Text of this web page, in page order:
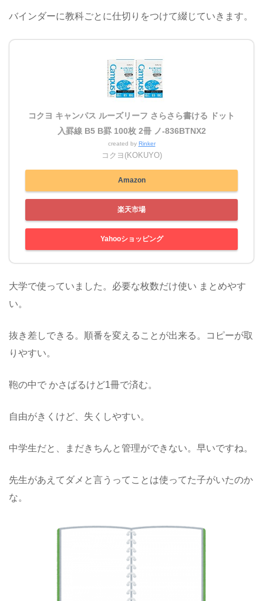
バインダーに教科ごとに仕切りをつけて綴じていきます。
コクヨ キャンパス ルーズリーフ さらさら書ける ドット
入罫線 B5 B罫 100枚 2冊 ノ-836BTNX2
created by Rinker
コクヨ(KOKUYO)
Amazon
楽天市場
Yahooショッピング
大学で使っていました。必要な枚数だけ使い まとめやす
い。
抜き差しできる。順番を変えることが出来る。コピーが取
りやすい。
鞄の中で かさばるけど1冊で済む。
自由がきくけど、失くしやすい。
中学生だと、まだきちんと管理ができない。早いですね。
先生があえてダメと言うってことは使ってた子がいたのか
な。